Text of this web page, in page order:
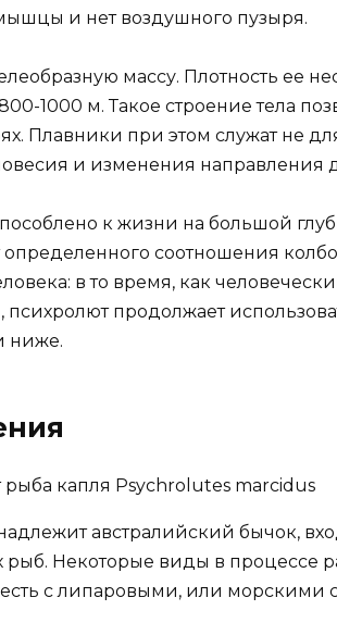
и нет воздушного пузыря.
массу. Плотность ее
1000 м. Такое строение тела
Плавники при этом служат не
и изменения направления
к жизни на большой
определенного соотношения
в то время, как
психролют продолжает
ниже.
австралийский бычок,
рыб. Некоторые виды в процессе
с липаровыми, или морскими